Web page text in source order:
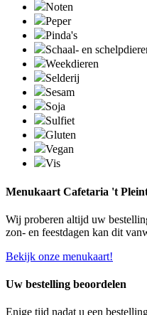
Noten
Peper
Pinda's
Schaal- en
Weekdieren
Selderij
Sesam
Soja
Sulfiet
Gluten
Vegan
Vis
Menukaart Cafetaria 't
Wij proberen altijd uw
zon- en feestdagen kan dit
Bekijk onze menukaart!
Uw bestelling beoordelen
Enige tijd nadat u een